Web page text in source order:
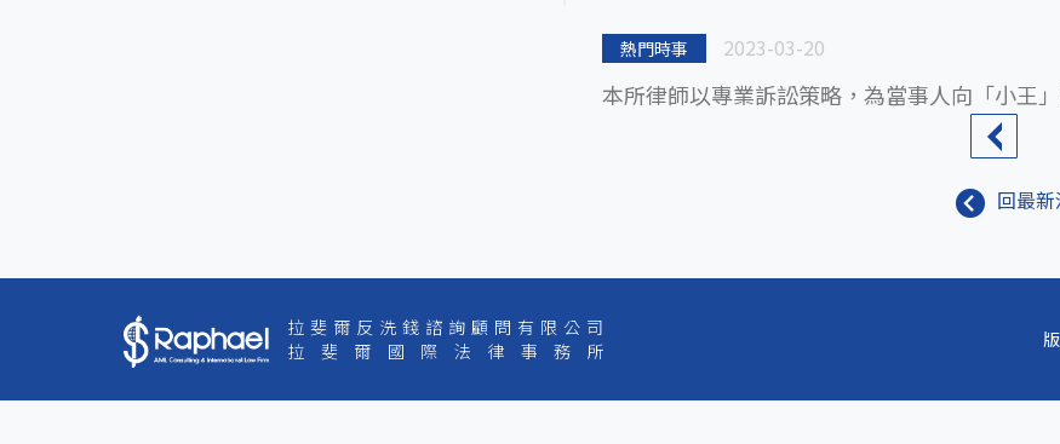
熱門時事 2023-03-20
本所律師以專業訴訟策略，為當事人向「小王
回最
拉斐爾反洗錢諮詢顧問有限公司
拉斐爾國際法律事務所